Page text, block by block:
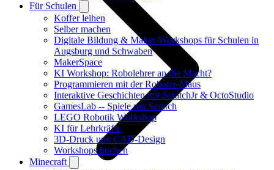
Für Schulen
Koffer leihen
Selber machen
Digitale Bildung & Maker-Workshops für Schulen in
Augsburg und Schwaben
MakerSpace
KI Workshop: Robolehrer an die Macht?
Programmieren mit der Roboter-Maus
Interaktive Geschichten mit ScratchJr & OctoStudio
GamesLab -- Spiele mit Scratch
LEGO Robotik Workshop
KI für Lehrkräfte
3D-Druck und CAD-Design
Workshops buchen
Minecraft